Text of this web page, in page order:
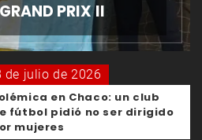
PRIX II
de julio de 2026
en Chaco: un club
fútbol pidió no ser dirigido
mujeres